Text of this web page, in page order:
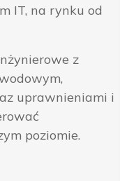
IT, na rynku od
z
uprawnieniami i
poziomie.